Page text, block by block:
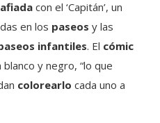
con el ‘Capitán’, un
en los paseos y las
infantiles. El cómic
y negro, “lo que
colorearlo cada uno a